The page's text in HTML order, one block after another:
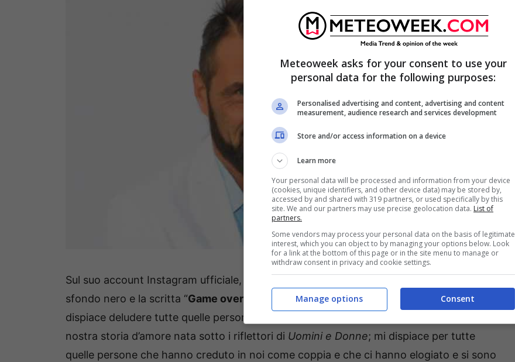
Sul suo account Instagram ufficiale, nelle scorse ore Sossio ha pubblicato un post con
sfondo nero e la scritta “Game over “, accompagnato dalla seguente didascalia: “Mi
dispiace deludere tutte quelle persone che hanno sognato e si sono emozionate per la
nostra storia d’amore nata sotto i riflettori di Uomini e Donne; mi dispiace per tutte
quelle persone che hanno creduto in noi come coppia e che ci hanno elogiato e si sono
Meteoweek asks for your consent to use your
personal data for the following purposes:
Personalised advertising and content, advertising and content
measurement, audience research and services development
Store and/or access information on a device
Learn more
Your personal data will be processed and information from your device
(cookies, unique identifiers, and other device data) may be stored by,
accessed by and shared with 319 partners, or used specifically by this
site. We and our partners may use precise geolocation data. List of
partners.
Some vendors may process your personal data on the basis of legitimate
interest, which you can object to by managing your options below. Look
for a link at the bottom of this page or in the site menu to manage or
withdraw consent in privacy and cookie settings.
Consent
Manage options